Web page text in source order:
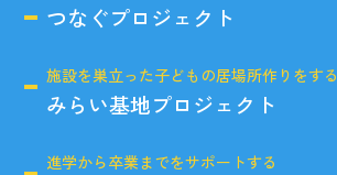
つなぐプロジェクト
施設を巣立った子どもの居場所作りをする
みらい基地プロジェクト
進学から卒業までをサポートする